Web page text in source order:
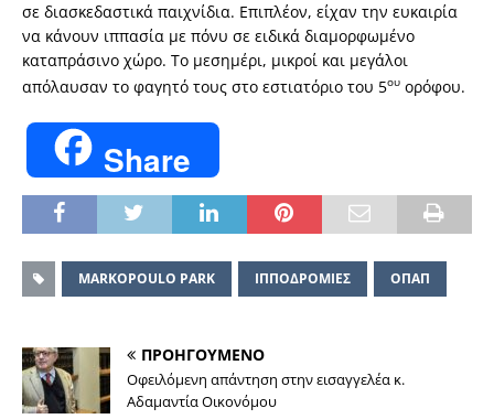
σε διασκεδαστικά παιχνίδια. Επιπλέον, είχαν την ευκαιρία
να κάνουν ιππασία με πόνυ σε ειδικά διαμορφωμένο
καταπράσινο χώρο. Το μεσημέρι, μικροί και μεγάλοι
απόλαυσαν το φαγητό τους στο εστιατόριο του 5ου ορόφου.
Share
MARKOPOULO PARK ΙΠΠΟΔΡΟΜΙΕΣ ΟΠΑΠ
ΠΡΟΗΓΟΥΜΕΝΟ
Οφειλόμενη απάντηση στην εισαγγελέα κ.
Αδαμαντία Οικονόμου